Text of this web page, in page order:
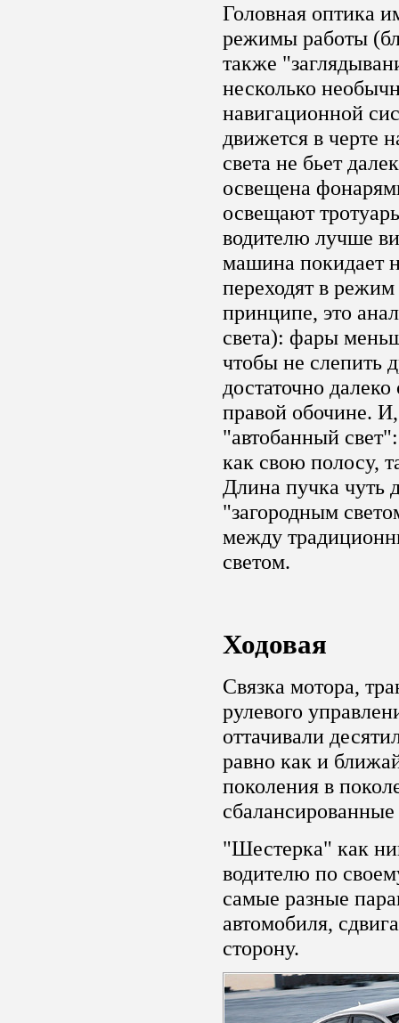
Головная оптика
режимы работы
также
несколько
навигационной
движется в черте
света не бьет
освещена
освещают
водителю лучше
машина покидает
переходят в режим
принципе, это
света): фары
чтобы не слепить
достаточно
правой обочине.
"автобанный
как свою полосу,
Длина пучка чуть
"загородным
между
светом.
Ходовая
Связка мотора,
рулевого
оттачивали
равно как и
поколения в
"Шестерка" как
водителю по
самые разные
автомобиля,
сторону.